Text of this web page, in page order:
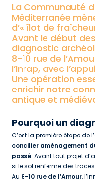
La Communauté
Méditerranée
d’« îlot de
Avant le début
diagnostic
8-10 rue de
l’Inrap, avec
Une opération
enrichir notre
antique et
Pourquoi un
C’est la première étape de
concilier aménagement
passé. Avant tout projet
si le sol renferme des
Au 8-10 rue de l’Amour,